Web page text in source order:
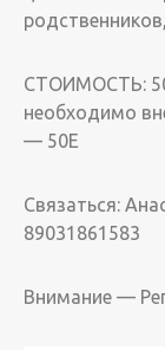
СТОИМОСТЬ:
необходимо
— 50Е
Связаться:
89031861583
Внимание —